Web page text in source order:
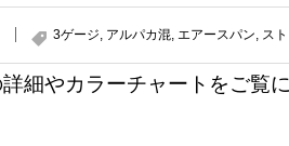
3ゲージ, アルパカ混, エアースパン, ス
細やカラーチャートをご覧